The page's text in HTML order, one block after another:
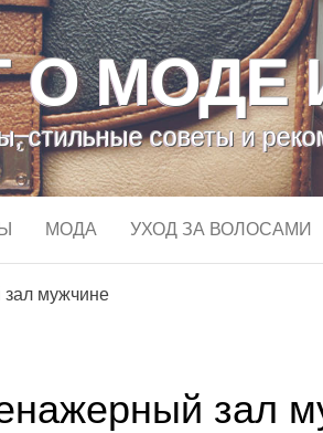
О МОДЕ
стильные советы и
МОДА УХОД ЗА ВОЛОСАМИ
зал мужчине
зал